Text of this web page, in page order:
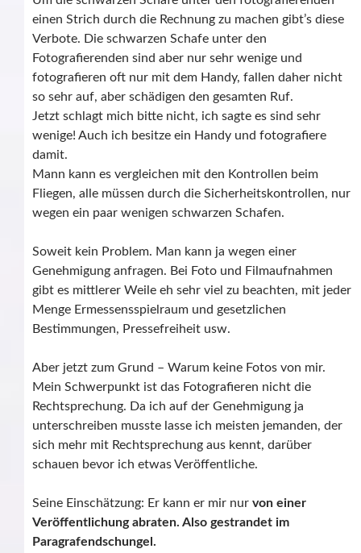
einen Strich durch die Rechnung zu machen gibt’s diese
Verbote. Die schwarzen Schafe unter den
Fotografierenden sind aber nur sehr wenige und
fotografieren oft nur mit dem Handy, fallen daher nicht
so sehr auf, aber schädigen den gesamten Ruf.
Jetzt schlagt mich bitte nicht, ich sagte es sind sehr
wenige! Auch ich besitze ein Handy und fotografiere
damit.
Mann kann es vergleichen mit den Kontrollen beim
Fliegen, alle müssen durch die Sicherheitskontrollen, nur
wegen ein paar wenigen schwarzen Schafen.
Soweit kein Problem. Man kann ja wegen einer
Genehmigung anfragen. Bei Foto und Filmaufnahmen
gibt es mittlerer Weile eh sehr viel zu beachten, mit jeder
Menge Ermessensspielraum und gesetzlichen
Bestimmungen, Pressefreiheit usw.
Aber jetzt zum Grund – Warum keine Fotos von mir.
Mein Schwerpunkt ist das Fotografieren nicht die
Rechtsprechung. Da ich auf der Genehmigung ja
unterschreiben musste lasse ich meisten jemanden, der
sich mehr mit Rechtsprechung aus kennt, darüber
schauen bevor ich etwas Veröffentliche.
Seine Einschätzung: Er kann er mir nur von einer
Veröffentlichung abraten. Also gestrandet im
Paragrafendschungel.